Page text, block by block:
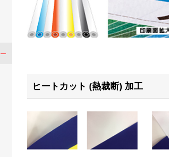
ヒートカット (熱裁断) 加工